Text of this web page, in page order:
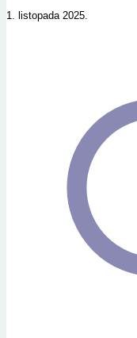
1. listopada 2025.